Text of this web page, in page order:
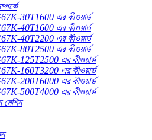
30T1600 এর কীওয়ার্ড
40T1600 এর কীওয়ার্ড
40T2200 এর কীওয়ার্ড
80T2500 এর কীওয়ার্ড
125T2500 এর কীওয়ার্ড
160T3200 এর কীওয়ার্ড
200T6000 এর কীওয়ার্ড
500T4000 এর কীওয়ার্ড
মেশিন